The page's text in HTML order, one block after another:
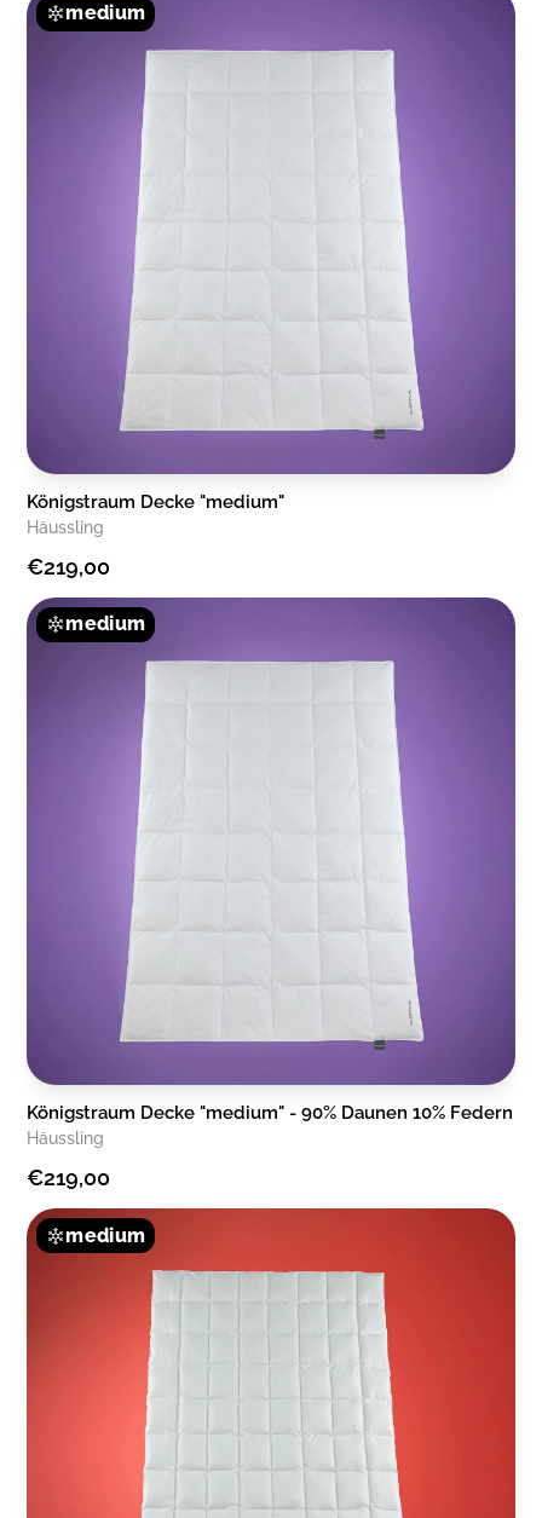
medium
Königstraum Decke "medium"
Häussling
€219,00
medium
Königstraum Decke "medium" - 90% Daunen 10% Federn
Häussling
€219,00
medium